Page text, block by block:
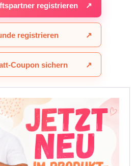
registrieren ↗
registrieren ↗
Coupon sichern ↗